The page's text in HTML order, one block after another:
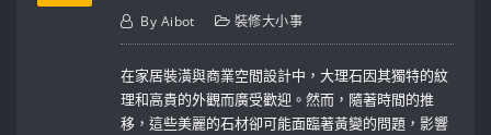
By Aibot 裝修大小事
在家居裝潢與商業空間設計中，大理石因其獨特的紋
理和高貴的外觀而廣受歡迎。然而，隨著時間的推
移，這些美麗的石材卻可能面臨著黃變的問題，影響